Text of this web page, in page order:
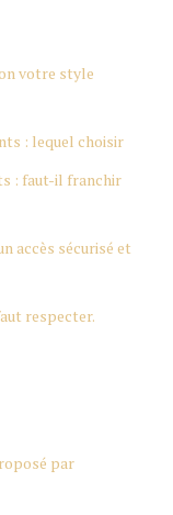
votre style
: lequel choisir
: faut-il franchir
accès sécurisé et
respecter.
par